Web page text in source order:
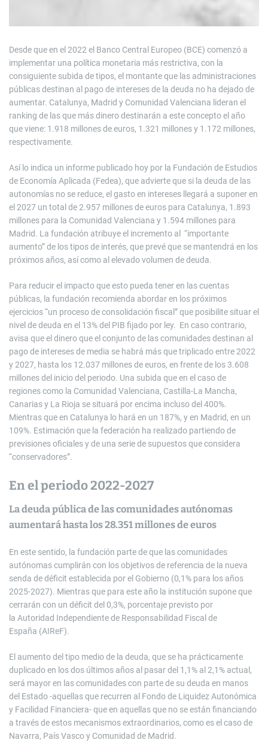
Desde que en el 2022 el Banco Central Europeo (BCE) comenzó a
implementar una política monetaria más restrictiva, con la
consiguiente subida de tipos, el montante que las administraciones
públicas destinan al pago de intereses de la deuda no ha dejado de
aumentar. Catalunya, Madrid y Comunidad Valenciana lideran el
ranking de las que más dinero destinarán a este concepto el año
que viene: 1.918 millones de euros, 1.321 millones y 1.172 millones,
respectivamente.
Así lo indica un informe publicado hoy por la Fundación de Estudios
de Economía Aplicada (Fedea), que advierte que si la deuda de las
autonomías no se reduce, el gasto en intereses llegará a suponer en
el 2027 un total de 2.957 millones de euros para Catalunya, 1.893
millones para la Comunidad Valenciana y 1.594 millones para
Madrid. La fundación atribuye el incremento al “importante
aumento” de los tipos de interés, que prevé que se mantendrá en los
próximos años, así como al elevado volumen de deuda.
Para reducir el impacto que esto pueda tener en las cuentas
públicas, la fundación recomienda abordar en los próximos
ejercicios “un proceso de consolidación fiscal” que posibilite situar el
nivel de deuda en el 13% del PIB fijado por ley. En caso contrario,
avisa que el dinero que el conjunto de las comunidades destinan al
pago de intereses de media se habrá más que triplicado entre 2022
y 2027, hasta los 12.037 millones de euros, en frente de los 3.608
millones del inicio del periodo. Una subida que en el caso de
regiones como la Comunidad Valenciana, Castilla-La Mancha,
Canarias y La Rioja se situará por encima incluso del 400%.
Mientras que en Catalunya lo hará en un 187%, y en Madrid, en un
109%. Estimación que la federación ha realizado partiendo de
previsiones oficiales y de una serie de supuestos que considera
“conservadores”.
En el periodo 2022-2027
La deuda pública de las comunidades autónomas
aumentará hasta los 28.351 millones de euros
En este sentido, la fundación parte de que las comunidades
autónomas cumplirán con los objetivos de referencia de la nueva
senda de déficit establecida por el Gobierno (0,1% para los años
2025-2027). Mientras que para este año la institución supone que
cerrarán con un déficit del 0,3%, porcentaje previsto por
la Autoridad Independiente de Responsabilidad Fiscal de
España (AIReF).
El aumento del tipo medio de la deuda, que se ha prácticamente
duplicado en los dos últimos años al pasar del 1,1% al 2,1% actual,
será mayor en las comunidades con parte de su deuda en manos
del Estado -aquellas que recurren al Fondo de Liquidez Autonómica
y Facilidad Financiera- que en aquellas que no se están financiando
a través de estos mecanismos extraordinarios, como es el caso de
Navarra, País Vasco y Comunidad de Madrid.